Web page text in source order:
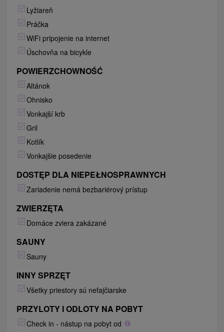
Lyžiareň
Práčka
WiFi pripojenie na internet
Úschovňa na bicykle
POWIERZCHOWNOŚĆ
Altánok
Ohnisko
Vonkajší krb
Gril
Kotlík
Vonkajšie posedenie
DOSTĘP DLA NIEPEŁNOSPRAWNYCH
Zariadenie nemá bezbariérový prístup
ZWIERZĘTA
Domáce zviera zakázané
SAUNY
Sauny
INNY SPRZĘT
Všetky priestory sú nefajčiarske
PRZYLOTY I ODLOTY NA POBYT
Check in - nástup na pobyt od